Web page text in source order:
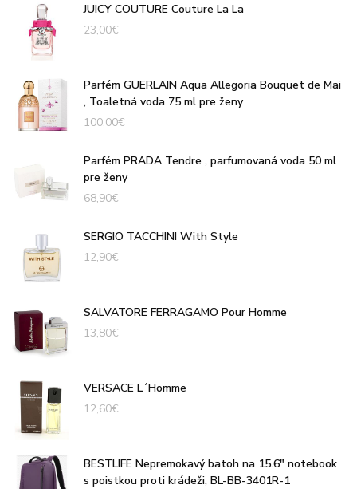
JUICY COUTURE Couture La La
23,00€
Parfém GUERLAIN Aqua Allegoria Bouquet de Mai
, Toaletná voda 75 ml pre ženy
100,00€
Parfém PRADA Tendre , parfumovaná voda 50 ml
pre ženy
68,90€
SERGIO TACCHINI With Style
12,90€
SALVATORE FERRAGAMO Pour Homme
13,80€
VERSACE L´Homme
12,60€
BESTLIFE Nepremokavý batoh na 15.6" notebook
s poistkou proti krádeži, BL-BB-3401R-1